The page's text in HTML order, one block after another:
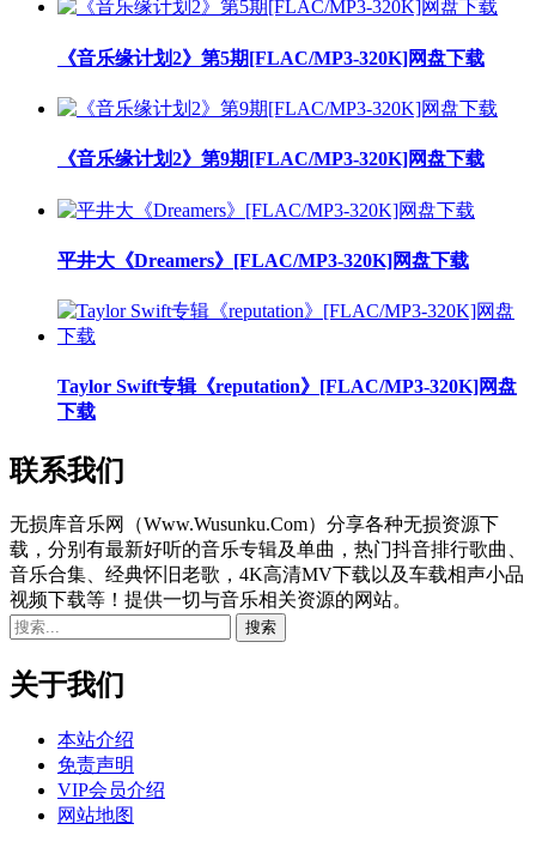
《音乐缘计划2》第5期[FLAC/MP3-320K]网盘下载
《音乐缘计划2》第9期[FLAC/MP3-320K]网盘下载
平井大《Dreamers》[FLAC/MP3-320K]网盘下载
Taylor Swift专辑《reputation》[FLAC/MP3-320K]网盘
下载
联系我们
无损库音乐网（Www.Wusunku.Com）分享各种无损资源下
载，分别有最新好听的音乐专辑及单曲，热门抖音排行歌曲、
音乐合集、经典怀旧老歌，4K高清MV下载以及车载相声小品
视频下载等！提供一切与音乐相关资源的网站。
关于我们
本站介绍
免责声明
VIP会员介绍
网站地图